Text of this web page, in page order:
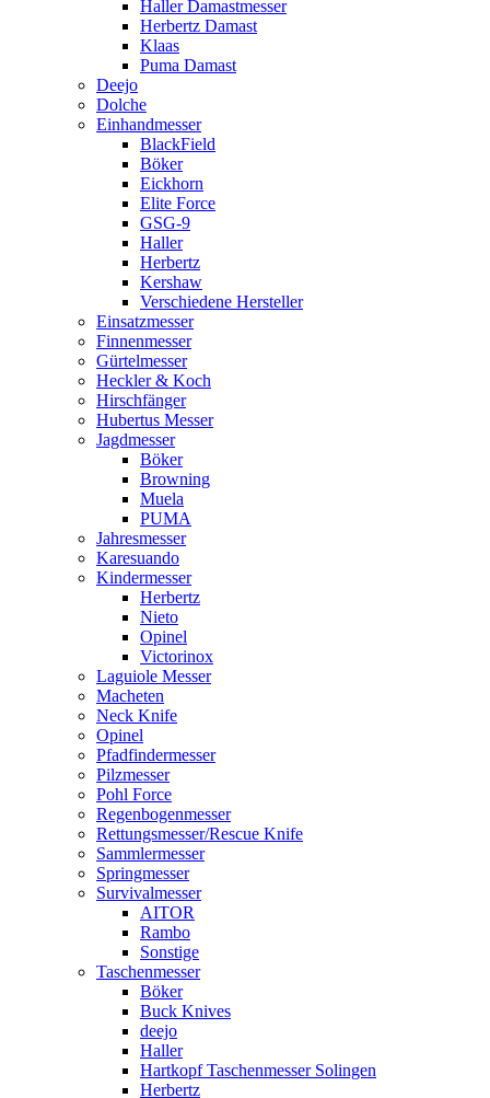
Haller Damastmesser
Herbertz Damast
Klaas
Puma Damast
Deejo
Dolche
Einhandmesser
BlackField
Böker
Eickhorn
Elite Force
GSG-9
Haller
Herbertz
Kershaw
Verschiedene Hersteller
Einsatzmesser
Finnenmesser
Gürtelmesser
Heckler & Koch
Hirschfänger
Hubertus Messer
Jagdmesser
Böker
Browning
Muela
PUMA
Jahresmesser
Karesuando
Kindermesser
Herbertz
Nieto
Opinel
Victorinox
Laguiole Messer
Macheten
Neck Knife
Opinel
Pfadfindermesser
Pilzmesser
Pohl Force
Regenbogenmesser
Rettungsmesser/Rescue Knife
Sammlermesser
Springmesser
Survivalmesser
AITOR
Rambo
Sonstige
Taschenmesser
Böker
Buck Knives
deejo
Haller
Hartkopf Taschenmesser Solingen
Herbertz